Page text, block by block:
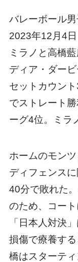
バレーボール
2023年12月4
ミラノと高橋
ディア・ダー
セットカウン
でストレート
ーグ4位。ミラ
ホームのモン
ディフェンス
40分で敗れた
のため、コー
「日本人対決
損傷で療養す
橋はスターテ